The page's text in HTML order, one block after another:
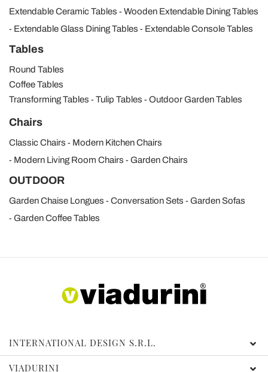
Extendable Ceramic Tables
Wooden Extendable Dining Tables
Extendable Glass Dining Tables
Extendable Console Tables
Tables
Round Tables
Coffee Tables
Transforming Tables
Tulip Tables Outdoor Garden Tables
Chairs
Classic Chairs
Modern Kitchen Chairs
Modern Living Room Chairs
Garden Chairs
OUTDOOR
Garden Chaise Longues Conversation Sets
Garden Sofas
Garden Coffee Tables
INTERNATIONAL DESIGN S.R.L.
VIADURINI